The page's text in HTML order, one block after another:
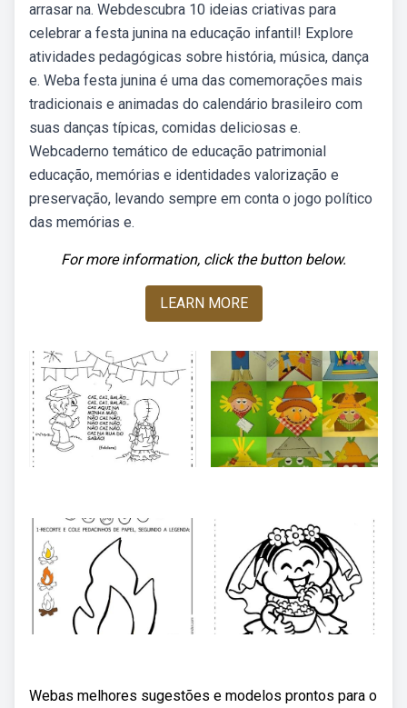
arrasar na. Webdescubra 10 ideias criativas para
celebrar a festa junina na educação infantil! Explore
atividades pedagógicas sobre história, música, dança
e. Weba festa junina é uma das comemorações mais
tradicionais e animadas do calendário brasileiro com
suas danças típicas, comidas deliciosas e.
Webcaderno temático de educação patrimonial
educação, memórias e identidades valorização e
preservação, levando sempre em conta o jogo político
das memórias e.
For more information, click the button below.
LEARN MORE
Webas melhores sugestões e modelos prontos para o